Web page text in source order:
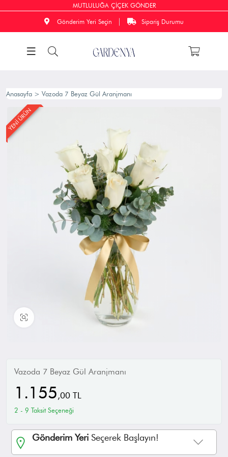
MUTLULUĞA ÇİÇEK GÖNDER
Gönderim Yeri Seçin Sipariş Durumu
Anasayfa > Vazoda 7 Beyaz Gül Aranjmanı
YENİ ÜRÜN
Vazoda 7 Beyaz Gül Aranjmanı
1.155 ,00 TL
2 - 9 Taksit Seçeneği
Gönderim Yeri Seçerek Başlayın!